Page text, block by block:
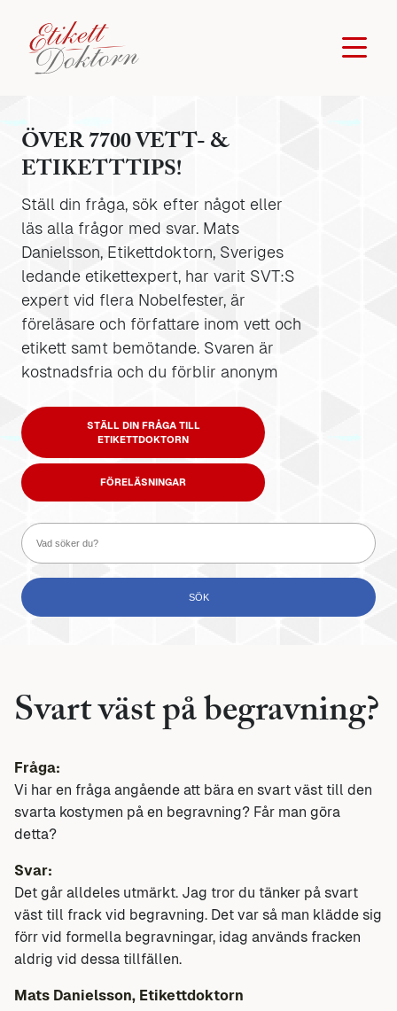
ÖVER 7700 VETT- &
ETIKETTTIPS!
Ställ din fråga, sök efter något eller
läs alla frågor med svar. Mats
Danielsson, Etikettdoktorn, Sveriges
ledande etikettexpert, har varit SVT:S
expert vid flera Nobelfester, är
föreläsare och författare inom vett och
etikett samt bemötande. Svaren är
kostnadsfria och du förblir anonym
STÄLL DIN FRÅGA TILL
ETIKETTDOKTORN
FÖRELÄSNINGAR
Svart väst på begravning?
Fråga:
Vi har en fråga angående att bära en svart väst till den
svarta kostymen på en begravning? Får man göra
detta?
Svar:
Det går alldeles utmärkt. Jag tror du tänker på svart
väst till frack vid begravning. Det var så man klädde sig
förr vid formella begravningar, idag används fracken
aldrig vid dessa tillfällen.
Mats Danielsson, Etikettdoktorn